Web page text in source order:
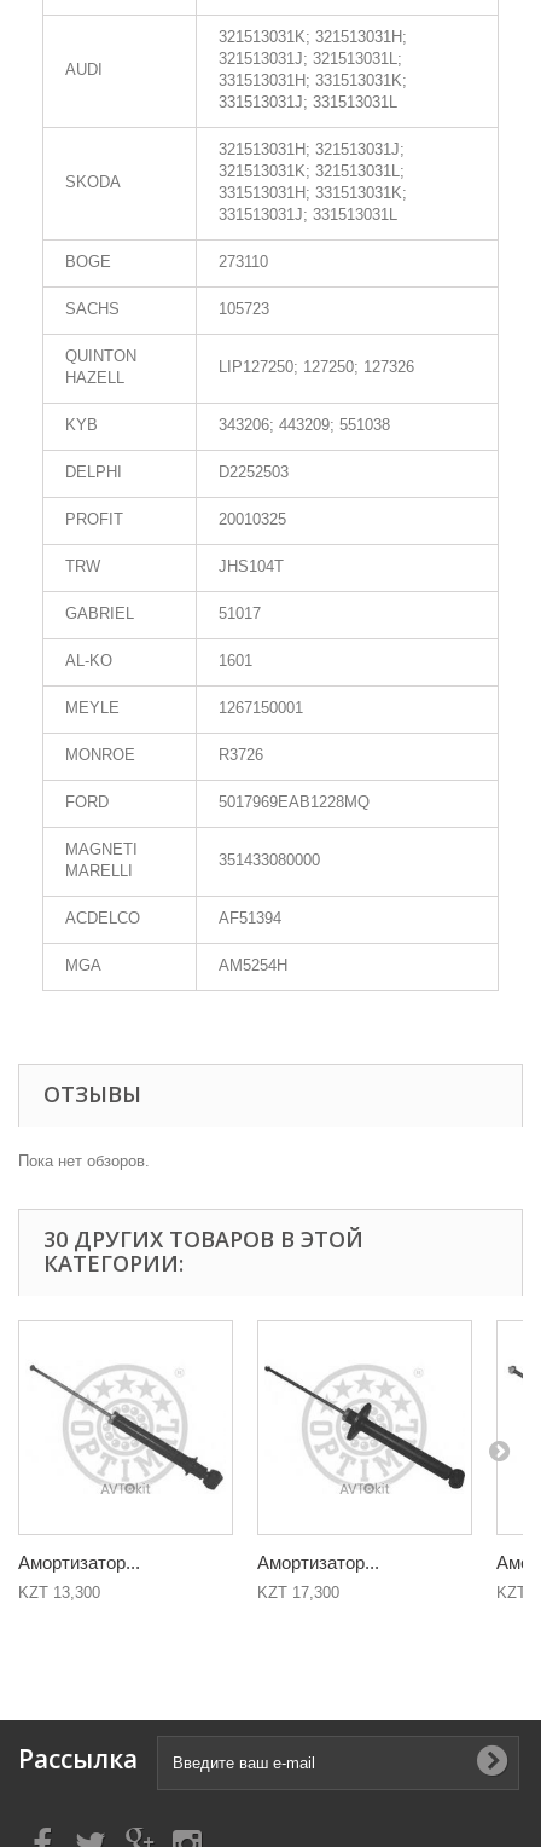
AUDI
321513031K; 321513031H;
321513031J; 321513031L;
331513031H; 331513031K;
331513031J; 331513031L
SKODA
321513031H; 321513031J;
321513031K; 321513031L;
331513031H; 331513031K;
331513031J; 331513031L
BOGE 273110
SACHS 105723
QUINTON
HAZELL
LIP127250; 127250; 127326
KYB 343206; 443209; 551038
DELPHI D2252503
PROFIT 20010325
TRW JHS104T
GABRIEL 51017
AL-KO 1601
MEYLE 1267150001
MONROE R3726
FORD 5017969EAB1228MQ
MAGNETI
MARELLI
351433080000
ACDELCO AF51394
MGA AM5254H
ОТЗЫВЫ
Пока нет обзоров.
30 ДРУГИХ ТОВАРОВ В ЭТОЙ
КАТЕГОРИИ:
Амортизатор...
KZT 13,300
Амортизатор...
KZT 17,300 KZT
Рассылка